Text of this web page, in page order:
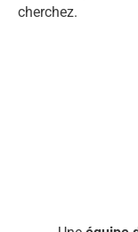
cherchez.